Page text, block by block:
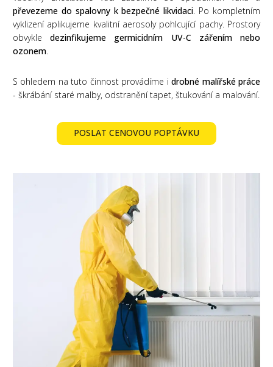
převezeme do spalovny k bezpečné likvidaci. Po kompletním
vyklizení aplikujeme kvalitní aerosoly pohlcující pachy. Prostory
obvykledezinfikujeme germicidním UV-C zářením nebo
ozonem.
S ohledem na tuto činnost provádíme idrobné malířské práce
- škrábání staré malby, odstranění tapet, štukování a malování.
POSLAT CENOVOU POPTÁVKU